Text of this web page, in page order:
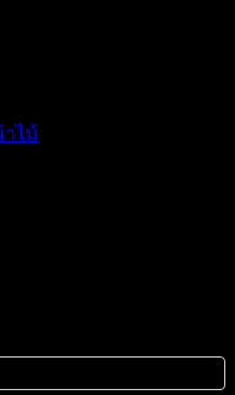
ไม้